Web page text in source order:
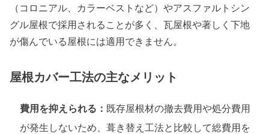
（コロニアル、カラーベストなど）やアスファルトシン
グル屋根で採用されることが多く、瓦屋根や著しく下地
が傷んでいる屋根には適用できません。
屋根カバー工法の主なメリット
費用を抑えられる： 既存屋根材の撤去費用や処分費用
が発生しないため、葺き替え工法と比較して総費用を